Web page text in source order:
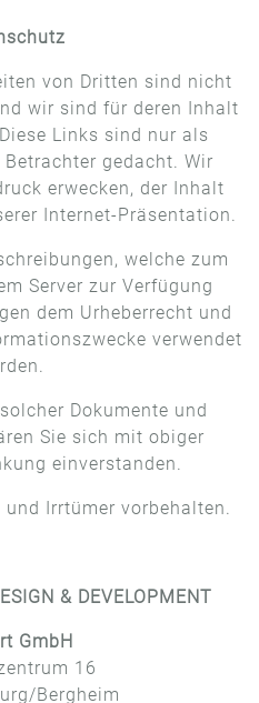
von Dritten sind nicht
wir sind für deren Inhalt
Links sind nur als
gedacht. Wir
erwecken, der Inhalt
Internet-Präsentation.
welche zum
Server zur Verfügung
dem Urheberrecht und
verwendet
Dokumente und
Sie sich mit obiger
einverstanden.
Irrtümer vorbehalten.
& DEVELOPMENT
GmbH
16
Bergheim